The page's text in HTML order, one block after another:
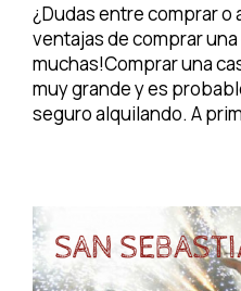
¿Dudas entre comprar o
ventajas de comprar
muchas!Comprar una
muy grande y es
seguro alquilando. A